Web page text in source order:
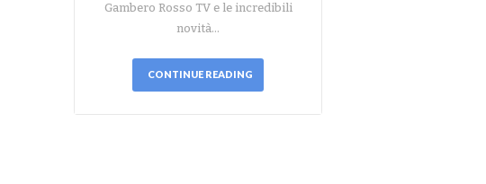
Gambero Rosso TV e le incredibili
novità…
CONTINUE READING